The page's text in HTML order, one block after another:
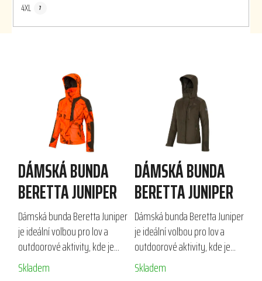
4XL 7
DÁMSKÁ BUNDA
BERETTA JUNIPER
Dámská bunda Beretta Juniper
je ideální volbou pro lov a
outdoorové aktivity, kde je
kladen důraz na ticho a
ochranu před deštěm. S
Skladem
DÁMSKÁ BUNDA
BERETTA JUNIPER
Dámská bunda Beretta Juniper
je ideální volbou pro lov a
outdoorové aktivity, kde je
kladen důraz na ticho a
ochranu před vlhkostí.
Skladem